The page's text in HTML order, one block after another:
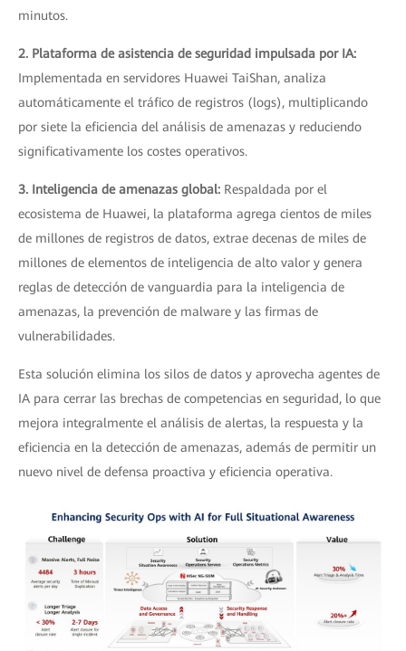
minutos.
2. Plataforma de asistencia de seguridad impulsada por IA:
Implementada en servidores Huawei TaiShan, analiza
automáticamente el tráfico de registros (logs), multiplicando
por siete la eficiencia del análisis de amenazas y reduciendo
significativamente los costes operativos.
3. Inteligencia de amenazas global: Respaldada por el
ecosistema de Huawei, la plataforma agrega cientos de miles
de millones de registros de datos, extrae decenas de miles de
millones de elementos de inteligencia de alto valor y genera
reglas de detección de vanguardia para la inteligencia de
amenazas, la prevención de malware y las firmas de
vulnerabilidades.
Esta solución elimina los silos de datos y aprovecha agentes de
IA para cerrar las brechas de competencias en seguridad, lo que
mejora integralmente el análisis de alertas, la respuesta y la
eficiencia en la detección de amenazas, además de permitir un
nuevo nivel de defensa proactiva y eficiencia operativa.